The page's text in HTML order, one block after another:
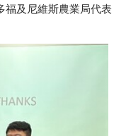
福及尼維斯農業局代表